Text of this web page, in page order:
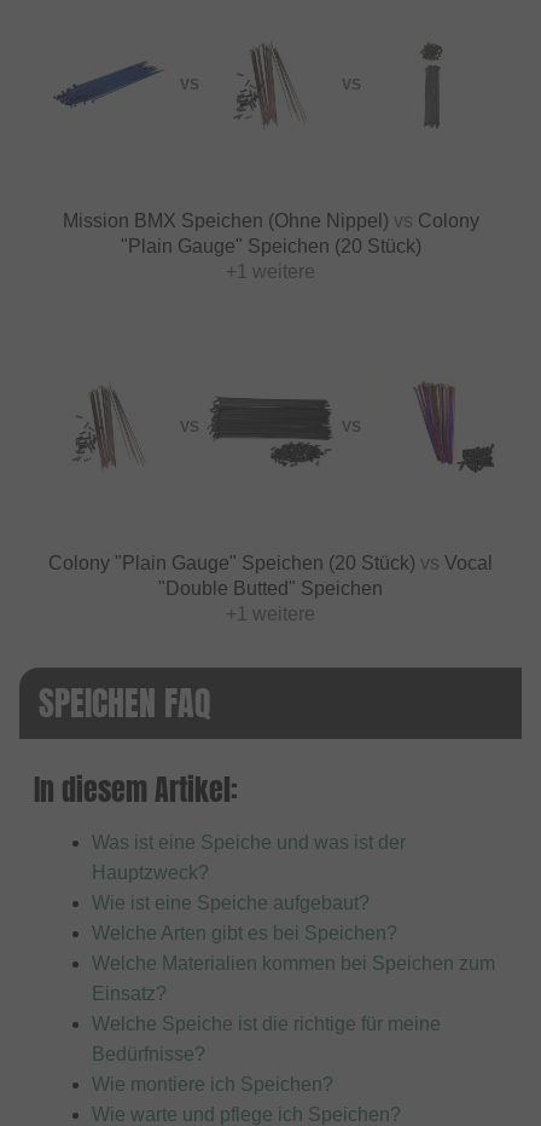
VS VS
Mission BMX Speichen (Ohne Nippel) vs Colony
"Plain Gauge" Speichen (20 Stück)
+1 weitere
VS VS
Colony "Plain Gauge" Speichen (20 Stück) vs Vocal
"Double Butted" Speichen
+1 weitere
SPEICHEN FAQ
In diesem Artikel:
Was ist eine Speiche und was ist der
Hauptzweck?
Wie ist eine Speiche aufgebaut?
Welche Arten gibt es bei Speichen?
Welche Materialien kommen bei Speichen zum
Einsatz?
Welche Speiche ist die richtige für meine
Bedürfnisse?
Wie montiere ich Speichen?
Wie warte und pflege ich Speichen?